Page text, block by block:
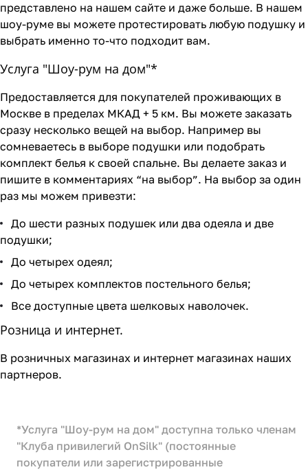
представлено на нашем сайте и даже больше. В нашем
шоу-руме вы можете протестировать любую подушку и
выбрать именно то-что подходит вам.
Услуга "Шоу-рум на дом"*
Предоставляется для покупателей проживающих в
Москве в пределах МКАД + 5 км. Вы можете заказать
сразу несколько вещей на выбор. Например вы
сомневаетесь в выборе подушки или подобрать
комплект белья к своей спальне. Вы делаете заказ и
пишите в комментариях “на выбор”. На выбор за один
раз мы можем привезти:
До шести разных подушек или два одеяла и две
подушки;
До четырех одеял;
До четырех комплектов постельного белья;
Все доступные цвета шелковых наволочек.
Розница и интернет.
В розничных магазинах и интернет магазинах наших
партнеров.
*Услуга "Шоу-рум на дом" доступна только членам
"Клуба привилегий OnSilk" (постоянные
покупатели или зарегистрированные